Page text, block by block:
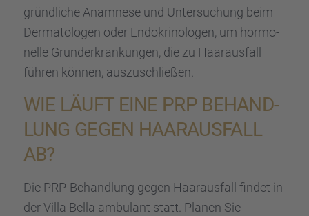
gründ­li­che Anamnese und Unter­su­chung beim
Derma­to­lo­gen oder Endokri­no­lo­gen, um hormo­
nelle Grund­er­kran­kun­gen, die zu Haaraus­fall
führen können, auszu­schlie­ßen.
WIE LÄUFT EINE PRP BEHAND­
LUNG GEGEN HAARAUS­FALL
AB?
Die PRP-Behand­lung gegen Haaraus­fall findet in
der Villa Bella ambulant statt. Planen Sie